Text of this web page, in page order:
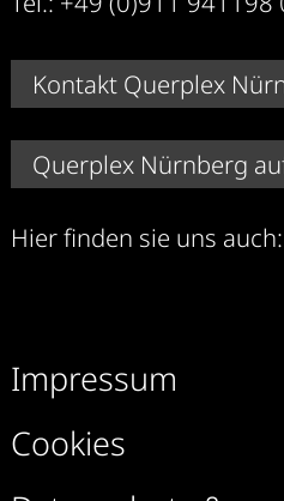
Kontakt Querplex
Querplex Nürnberg
Hier finden sie uns auch:
Impressum
Cookies